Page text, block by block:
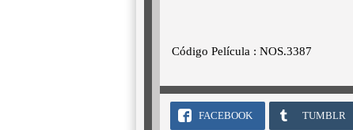
Código Película : NOS.3387
FACEBOOK TUMBLR